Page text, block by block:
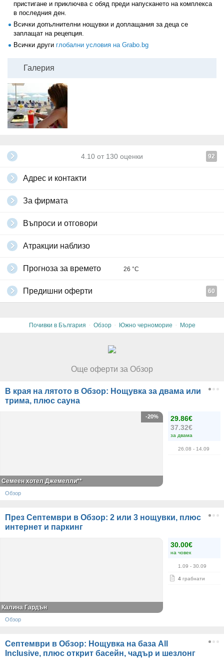
пристигане и приключва с обяд преди напускането на комплекса
в последния ден.
Всички допълнителни нощувки и доплащания за деца се
заплащат на рецепция.
Всички други глобални условия на Grabo.bg
Галерия
4.10 от 130 оценки 92
Адрес и контакти
За фирмата
Въпроси и отговори
Атракции наблизо
Прогноза за времето 26 °C
Предишни оферти 60
Почивки в България · Обзор · Южно черноморие · Море
Още оферти за Обзор
В края на лятото в Обзор: Нощувка за двама или
трима, плюс сауна
29.86€
37.32€
за двама
26.08 - 14.09
-20%
Семеен хотел Джемелли**
Обзор
През Септември в Обзор: 2 или 3 нощувки, плюс
интернет и паркинг
30.00€
на човек
1.09 - 30.09
4 грабнати
Калина Гардън
Обзор
Септември в Обзор: Нощувка на база All
Inclusive, плюс открит басейн, чадър и шезлонг